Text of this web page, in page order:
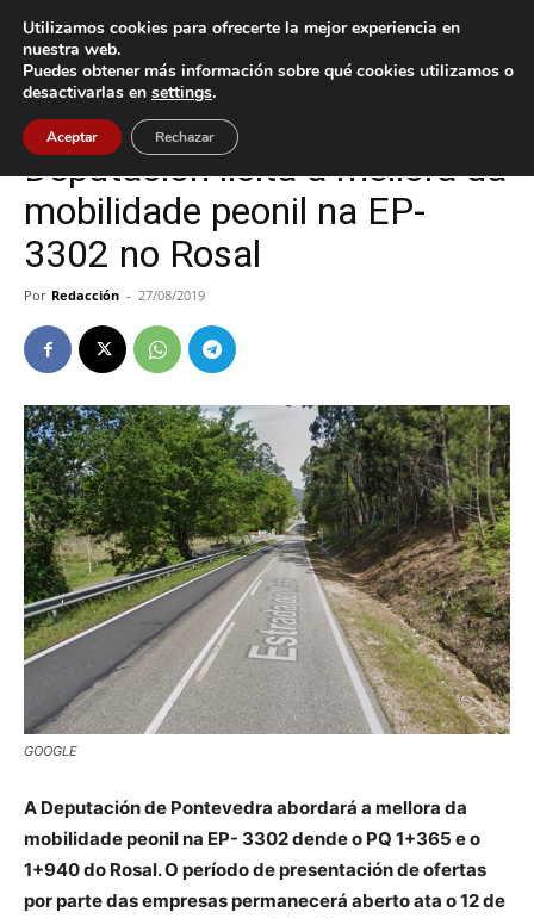
Inicio O Rosal
O Rosal Política
Deputación licita a mellora da
mobilidade peonil na EP-
3302 no Rosal
Por Redacción - 27/08/2019
GOOGLE
A Deputación de Pontevedra abordará a mellora da
mobilidade peonil na EP- 3302 dende o PQ 1+365 e o
1+940 do Rosal. O período de presentación de ofertas
por parte das empresas permanecerá aberto ata o 12 de
Utilizamos cookies para ofrecerte la mejor experiencia en
nuestra web.
Puedes obtener más información sobre qué cookies utilizamos o
desactivarlas en settings.
Aceptar Rechazar